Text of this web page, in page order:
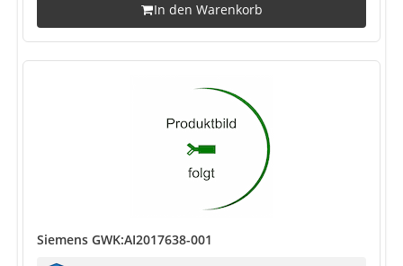
In den Warenkorb
Siemens GWK:AI2017638-001